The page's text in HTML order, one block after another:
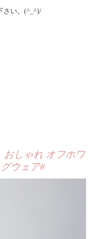
さい。(^_^)/
おしゃれ オフホワ
ウェア#